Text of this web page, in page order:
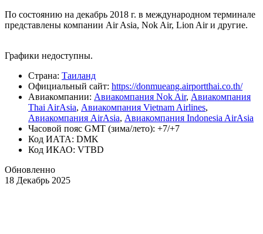
По состоянию на декабрь 2018 г. в международном терминале
представлены компании Air Asia, Nok Air, Lion Air и другие.
Графики недоступны.
Страна: Таиланд
Официальный cайт: https://donmueang.airportthai.co.th/
Авиакомпании: Авиакомпания Nok Air, Авиакомпания
Thai AirAsia, Авиакомпания Vietnam Airlines,
Авиакомпания AirAsia, Авиакомпания Indonesia AirAsia
Часовой пояс GMT (зима/лето): +7/+7
Код ИАТА: DMK
Код ИКАО: VTBD
Обновленно
18 Декабрь 2025